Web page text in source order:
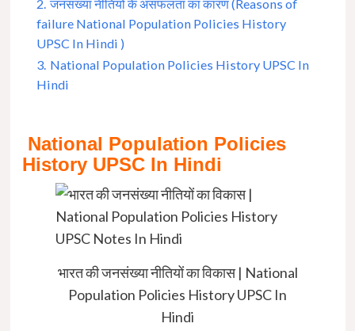
2. जनसंख्या नीतियों के असफलता का कारण (Reasons of
failure National Population Policies History
UPSC In Hindi )
3. National Population Policies History UPSC In
Hindi
National Population Policies
History UPSC In Hindi
भारत की जनसंख्या नीतियों का विकास | National
Population Policies History UPSC In
Hindi